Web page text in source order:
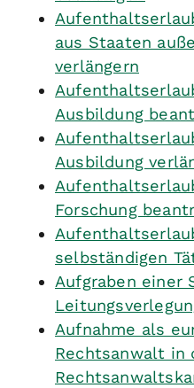
aus Staaten
verlängern
Ausbildung
Ausbildung
Forschung
selbständigen
Aufgraben einer
Aufnahme als
Rechtsanwalt in